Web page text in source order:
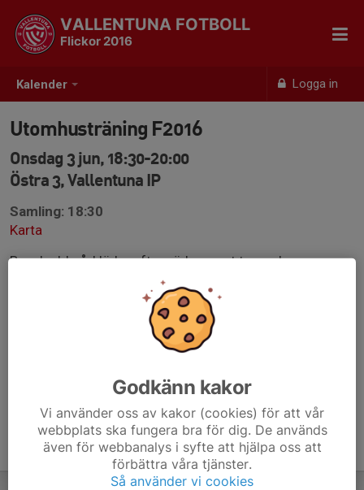
Kalender Logga in
VALLENTUNA FOTBOLL
Flickor 2016
Utomhusträning F2016
Onsdag 3 jun, 18:30-20:00
Östra 3, Vallentuna IP
Samling: 18:30
Karta
Benskydd på, kläder efter väder samt ta med
vattenflaska. Inga örhängen eller vassa hårspännen!
Godkänn kakor
Vi använder oss av kakor (cookies) för att vår
webbplats ska fungera bra för dig. De används
även för webbanalys i syfte att hjälpa oss att
förbättra våra tjänster.
Så använder vi cookies